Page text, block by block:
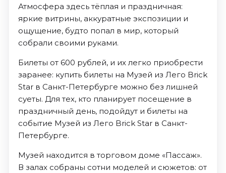
Атмосфера здесь тёплая и праздничная:
яркие витрины, аккуратные экспозиции и
ощущение, будто попал в мир, который
собрали своими руками.
Билеты от 600 рублей, и их легко приобрести
заранее: купить билеты на Музей из Лего Brick
Star в Санкт-Петербурге можно без лишней
суеты. Для тех, кто планирует посещение в
праздничный день, подойдут и билеты на
событие Музей из Лего Brick Star в Санкт-
Петербурге.
Музей находится в торговом доме «Пассаж».
В залах собраны сотни моделей и сюжетов: от